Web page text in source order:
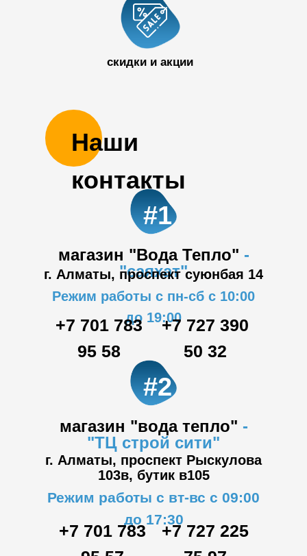
скидки и акции
Наши
контакты
магазин "Вода Тепло" -
"саяхат"
#1
г. Алматы, проспект суюнбая 14
магазин "вода тепло" -
"ТЦ строй сити"
г. Алматы, проспект Рыскулова
103в, бутик в105
Режим работы с пн-сб с 10:00
до 19:00
Режим работы с вт-вс с 09:00
до 17:30
+7 701 783
95 58
50 32
+7 701 783
+7 727 225
#2
+7 727 390
50 32